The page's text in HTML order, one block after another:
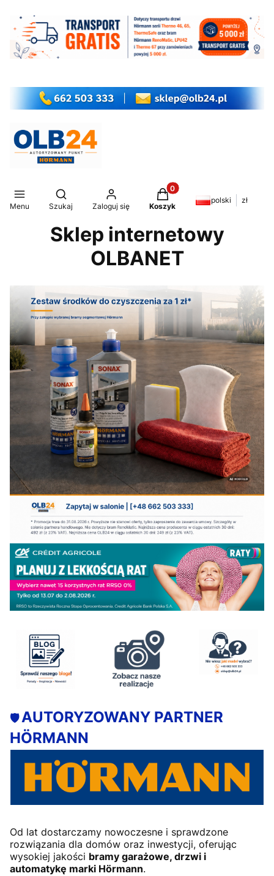
Menu
Otwórz wyszukiwarkę
Szukaj Zaloguj się
Produkty w koszyku: 0.
Koszyk
polski zł
Sklep internetowy
OLBANET
🛡️AUTORYZOWANY PARTNER
HÖRMANN
Od lat dostarczamy nowoczesne i sprawdzone
rozwiązania dla domów oraz inwestycji, oferując
wysokiej jakości bramy garażowe, drzwi i
automatykę marki Hörmann.